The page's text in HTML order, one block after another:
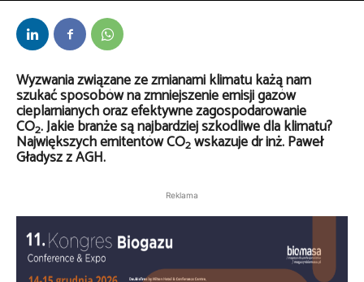
Wyzwania związane ze zmianami klimatu każą nam
szukać sposobów na zmniejszenie emisji gazów
cieplarnianych oraz efektywne zagospodarowanie
CO2. Jakie branże są najbardziej szkodliwe dla klimatu?
Największych emitentów CO2wskazuje dr inż. Paweł
Gładysz z AGH.
Reklama